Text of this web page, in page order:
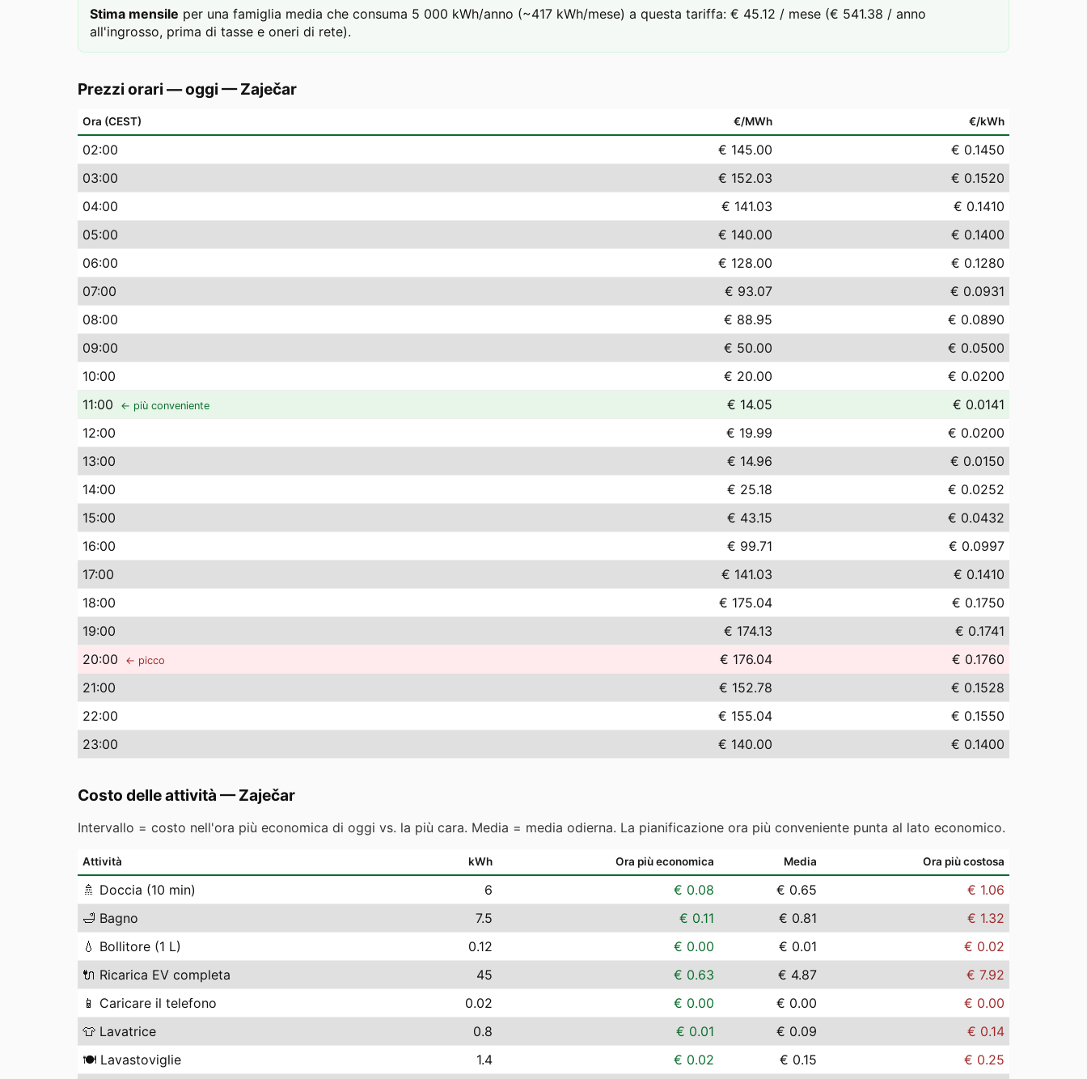
Stima mensile per una famiglia media che consuma 5 000 kWh/anno (~417 kWh/mese) a questa tariffa: € 45.12 / mese (€ 541.38 / anno
all'ingrosso, prima di tasse e oneri di rete).
Prezzi orari — oggi —Zaječar
Ora (CEST) €/MWh €/kWh
02:00 € 145.00
€ 0.1450
03:00 € 152.03
€ 0.1520
04:00 € 141.03
€ 0.1410
05:00 € 140.00
€ 0.1400
06:00 € 128.00
€ 0.1280
07:00 € 93.07
€ 0.0931
08:00 € 88.95
€ 0.0890
09:00 € 50.00
€ 0.0500
10:00 € 20.00
€ 0.0200
11:00 ← più conveniente € 14.05
€ 0.0141
12:00 € 19.99
€ 0.0200
13:00 € 14.96
€ 0.0150
14:00 € 25.18
€ 0.0252
15:00 € 43.15
€ 0.0432
16:00 € 99.71
€ 0.0997
17:00 € 141.03
€ 0.1410
18:00 € 175.04
€ 0.1750
19:00 € 174.13
€ 0.1741
20:00 ← picco € 176.04
€ 0.1760
21:00 € 152.78
€ 0.1528
22:00 € 155.04
€ 0.1550
23:00 € 140.00 € 0.1400
Costo delle attività —Zaječar
Intervallo = costo nell'ora più economica di oggi vs. la più cara. Media = media odierna. La pianificazione ora più conveniente punta al lato economico.
Attività kWh Ora più economica Media Ora più costosa
🚿 Doccia (10 min) 6 € 0.08 € 0.65
€ 1.06
🛁 Bagno 7.5 € 0.11 € 0.81
€ 1.32
💧 Bollitore (1 L) 0.12 € 0.00 € 0.01
€ 0.02
🔌 Ricarica EV completa 45 € 0.63 € 4.87
€ 7.92
📱 Caricare il telefono 0.02 € 0.00 € 0.00
€ 0.00
👕 Lavatrice 0.8 € 0.01 € 0.09
€ 0.14
🍽️ Lavastoviglie 1.4 € 0.02 € 0.15
€ 0.25